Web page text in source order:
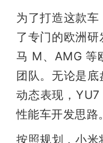
为了打造这款
了专门的欧洲
马 M、AMG 等
团队。无论是
动态表现，
性能车开发思路。
按照规划，小